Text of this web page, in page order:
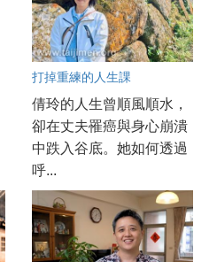
打掉重練的人生課
倩玲的人生曾順風順水，
卻在丈夫罹癌與身心崩潰
中跌入谷底。她如何透過
呼...